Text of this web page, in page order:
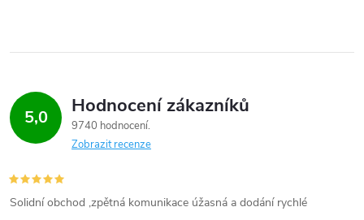
5,0 Hodnocení zákazníků
9740 hodnocení
Zobrazit recenze
Solidní obchod ,zpětná komunikace úžasná a dodání rychlé